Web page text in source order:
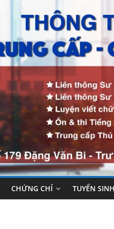
CHỨNG CHỈ TUYỂN SINH